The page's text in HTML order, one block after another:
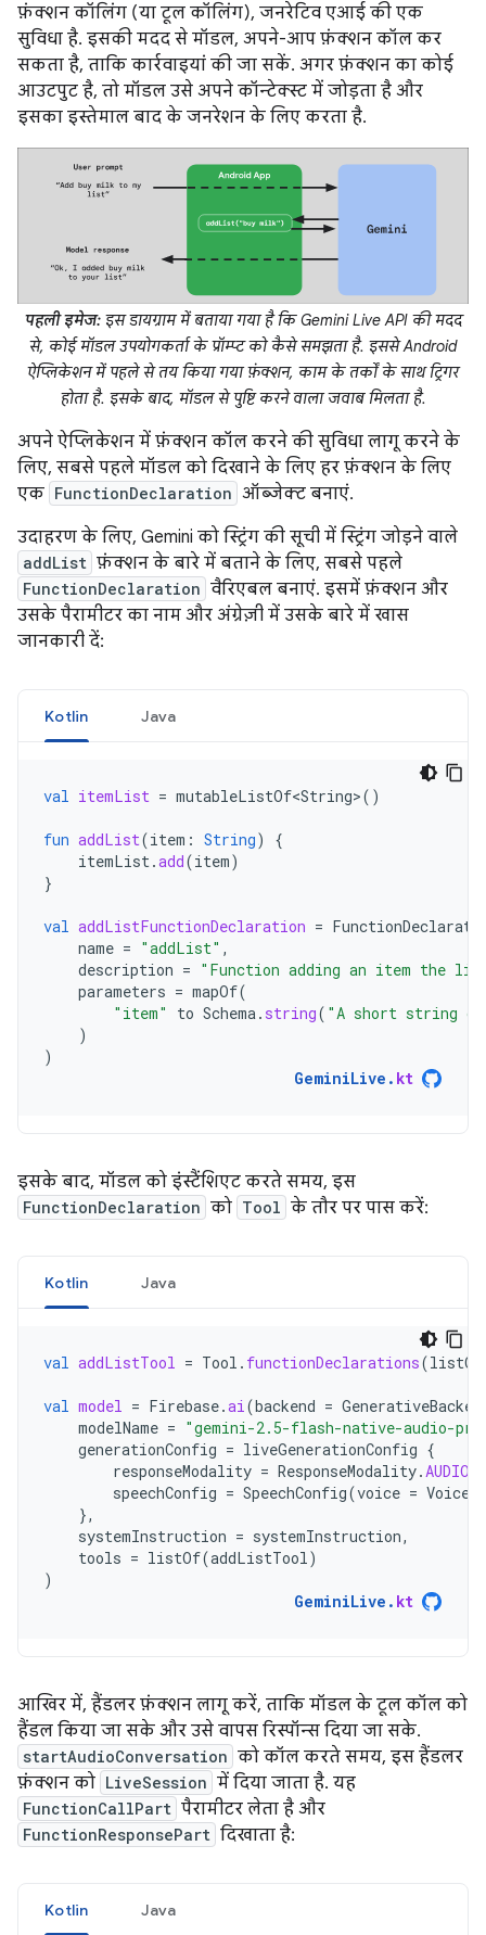
फ़ंक्शन कॉलिंग (या टूल कॉलिंग), जनरेटिव एआई की एक
सुविधा है. इसकी मदद से मॉडल, अपने-आप फ़ंक्शन कॉल कर
सकता है, ताकि कार्रवाइयां की जा सकें. अगर फ़ंक्शन का कोई
आउटपुट है, तो मॉडल उसे अपने कॉन्टेक्स्ट में जोड़ता है और
इसका इस्तेमाल बाद के जनरेशन के लिए करता है.
पहली इमेज:इस डायग्राम में बताया गया है कि Gemini Live API की मदद
से, कोई मॉडल उपयोगकर्ता के प्रॉम्प्ट को कैसे समझता है. इससे Android
ऐप्लिकेशन में पहले से तय किया गया फ़ंक्शन, काम के तर्कों के साथ ट्रिगर
होता है. इसके बाद, मॉडल से पुष्टि करने वाला जवाब मिलता है.
अपने ऐप्लिकेशन में फ़ंक्शन कॉल करने की सुविधा लागू करने के
लिए, सबसे पहले मॉडल को दिखाने के लिए हर फ़ंक्शन के लिए
एक FunctionDeclaration ऑब्जेक्ट बनाएं.
उदाहरण के लिए, Gemini को स्ट्रिंग की सूची में स्ट्रिंग जोड़ने वाले
addList फ़ंक्शन के बारे में बताने के लिए, सबसे पहले
FunctionDeclaration वैरिएबल बनाएं. इसमें फ़ंक्शन और
उसके पैरामीटर का नाम और अंग्रेज़ी में उसके बारे में खास
जानकारी दें:
Kotlin Java
val itemList = mutableListOf<String>()
fun addList(item : String)
{
itemList.add(item)
}
val addListFunctionDeclaration =
name = "addList" ,
description = "Function adding an item the
parameters = mapOf(
"item"
to Schema. string( "A short string
)
)
GeminiLive . kt
इसके बाद, मॉडल को इंस्टैंशिएट करते समय, इस
FunctionDeclaration को Tool के तौर पर पास करें:
Kotlin Java
val addListTool = Tool . functionDeclarations(listOf
val model = Firebase.ai(backend =
modelName = "gemini-2.5-flash-native-audio-
generationConfig = liveGenerationConfig {
responseModality = ResponseModality.AUDIO
speechConfig = SpeechConfig(voice = Voice
},
systemInstruction = systemInstruction,
tools = listOf(addListTool)
)
GeminiLive . kt
आखिर में, हैंडलर फ़ंक्शन लागू करें, ताकि मॉडल के टूल कॉल को
हैंडल किया जा सके और उसे वापस रिस्पॉन्स दिया जा सके.
startAudioConversation को कॉल करते समय, इस हैंडलर
फ़ंक्शन को LiveSession में दिया जाता है. यह
FunctionCallPart पैरामीटर लेता है और
FunctionResponsePart दिखाता है:
Kotlin Java